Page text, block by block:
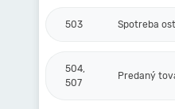
503 Spotreba
504,
507
Predaný